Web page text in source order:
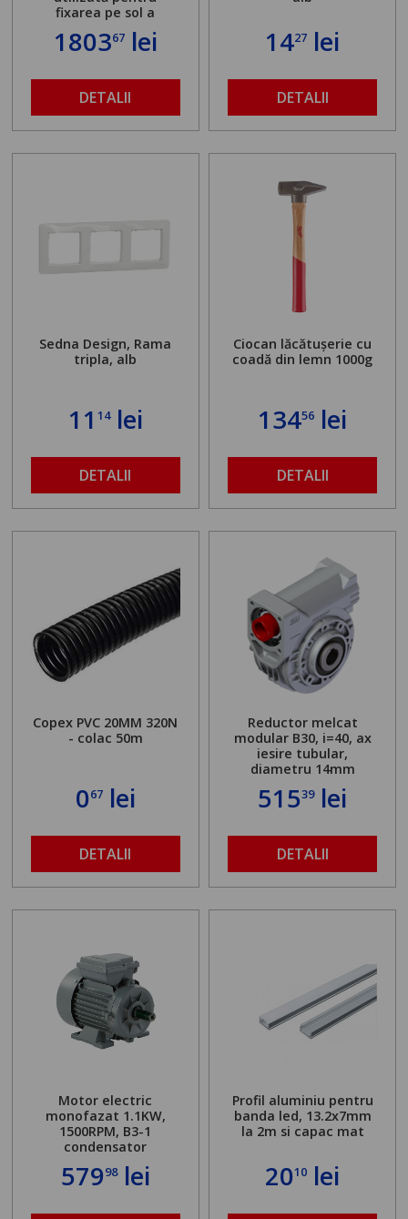
fixarea pe sol a
găurit în locul
maximă admisă de 500
kg și înălțime reglabilă
de la 1,8 la 2,9 m
180367lei
DETALII
1427 lei
DETALII
Sedna Design, Rama
tripla, alb
11 14lei
DETALII
Ciocan lăcătușerie cu
coadă din lemn 1000g
13456 lei
DETALII
Copex PVC 20MM 320N
- colac 50m
067lei
DETALII
Reductor melcat
modular B30, i=40, ax
iesire tubular,
diametru 14mm
51539lei
DETALII
Motor electric
monofazat 1.1KW,
1500RPM, B3-1
condensator
57998lei
Profil aluminiu pentru
banda led, 13.2x7mm
la 2m si capac mat
2010 lei